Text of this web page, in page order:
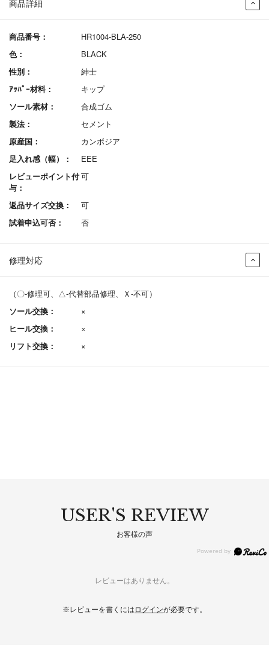
商品詳細
商品番号：
HR1004-BLA-250
色：
BLACK
性別：
紳士
ｱｯﾊﾟｰ材料：
キップ
ソール素材：
合成ゴム
製法：
セメント
原産国：
カンボジア
足入れ感（幅）：
EEE
レビューポイント付
与：
可
返品サイズ交換：
可
試着申込可否：
否
修理対応
（〇-修理可、△-代替部品修理、Ｘ-不可）
ソール交換：
×
ヒール交換：
×
リフト交換：
×
USER'S REVIEW
お客様の声
レビューはありません。
※レビューを書くには ログインが必要です。